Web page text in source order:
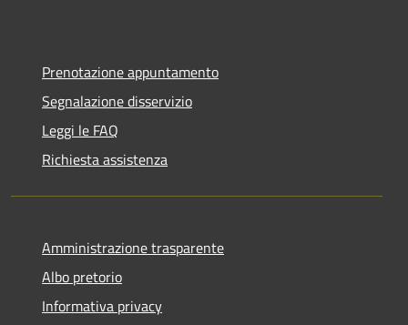
Prenotazione appuntamento
Segnalazione disservizio
Leggi le FAQ
Richiesta assistenza
Amministrazione trasparente
Albo pretorio
Informativa privacy